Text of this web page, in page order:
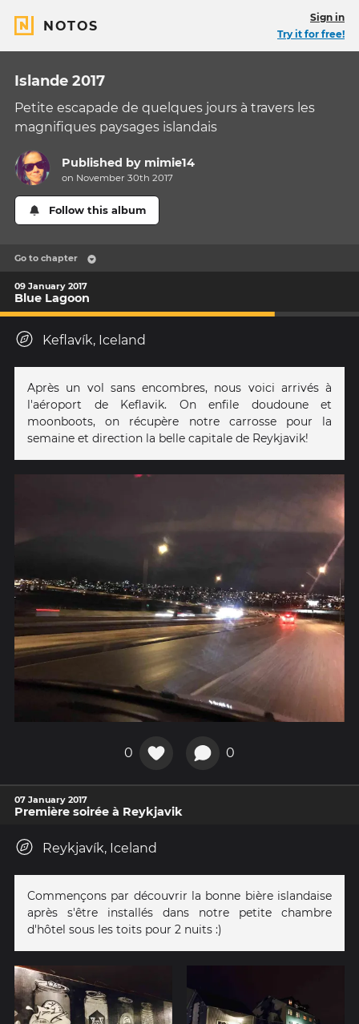
NOTOS
Sign in
Try it for free!
Islande 2017
Petite escapade de quelques jours à travers les
magnifiques paysages islandais
Published by mimie14
on November 30th 2017
Follow this album
Go to chapter
09 January 2017
Blue Lagoon
Keflavík, Iceland
Après un vol sans encombres, nous voici arrivés à
l'aéroport de Keflavik. On enfile doudoune et
moonboots, on récupère notre carrosse pour la
semaine et direction la belle capitale de Reykjavik!
0 0
07 January 2017
Première soirée à Reykjavik
Reykjavík, Iceland
Commençons par découvrir la bonne bière islandaise
après s'être installés dans notre petite chambre
d'hôtel sous les toits pour 2 nuits :)